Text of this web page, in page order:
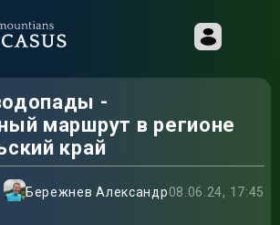
-
маршрут в регионе
край
Бережнев Александр08.06.24, 17:45